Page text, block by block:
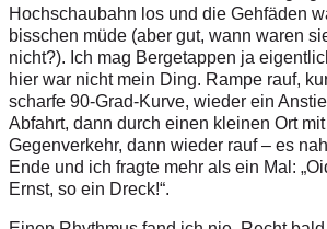
Hochschaubahn los und die Gehfäden
bisschen müde (aber gut, wann waren
nicht?). Ich mag Bergetappen ja
hier war nicht mein Ding. Rampe rauf,
scharfe 90-Grad-Kurve, wieder ein
Abfahrt, dann durch einen kleinen Ort
Gegenverkehr, dann wieder rauf – es
Ende und ich fragte mehr als ein Mal:
Ernst, so ein Dreck!“.